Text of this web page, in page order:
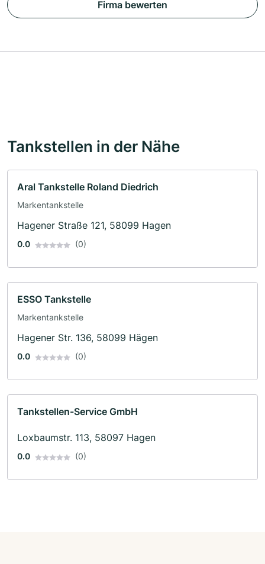
Firma bewerten
Tankstellen in der Nähe
Aral Tankstelle Roland Diedrich
Markentankstelle
Hagener Straße 121, 58099 Hagen
0.0 (0)
ESSO Tankstelle
Markentankstelle
Hagener Str. 136, 58099 Hägen
0.0 (0)
Tankstellen-Service GmbH
Loxbaumstr. 113, 58097 Hagen
0.0 (0)